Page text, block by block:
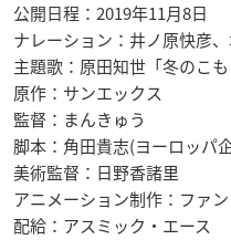
公開日程：2019年11月8日
ナレーション：井ノ原快彦
主題歌：原田知世「冬のこ
原作：サンエックス
監督：まんきゅう
脚本：角田貴志(ヨーロッパ
美術監督：日野香諸里
アニメーション制作：ファ
配給：アスミック・エース